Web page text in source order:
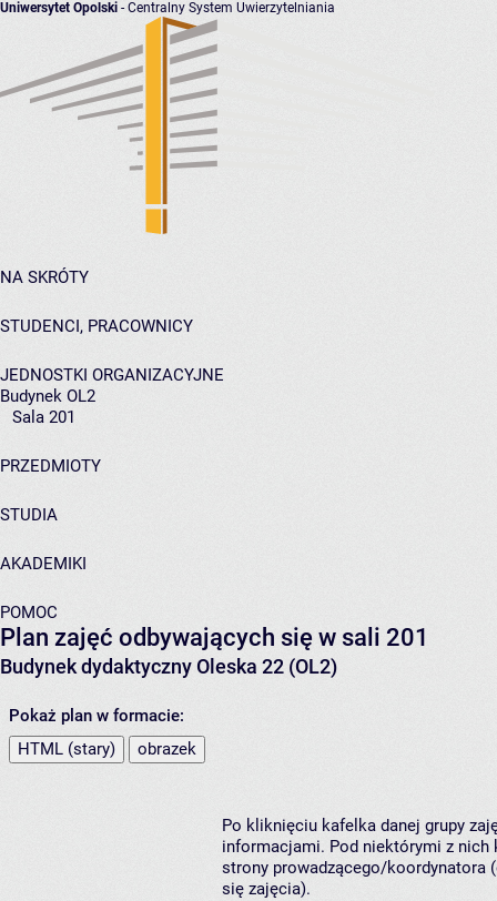
Uniwersytet Opolski - Centralny System Uwierzytelniania
NA SKRÓTY
STUDENCI, PRACOWNICY
JEDNOSTKI ORGANIZACYJNE
Budynek OL2
Sala 201
PRZEDMIOTY
STUDIA
AKADEMIKI
POMOC
Plan zajęć odbywających się w sali 201
Budynek dydaktyczny Oleska 22 (OL2)
Pokaż plan w formacie:
HTML (stary)
obrazek
Po kliknięciu kafelka danej grupy
informacjami. Pod niektórymi z nich
strony prowadzącego/koordynatora
się zajęcia).